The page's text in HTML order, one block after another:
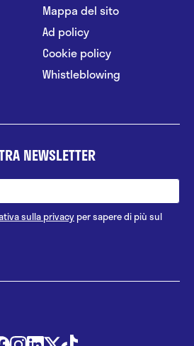
Mappa del sito
Ad policy
Cookie policy
Whistleblowing
NEWSLETTER
sulla privacyper sapere di più sul